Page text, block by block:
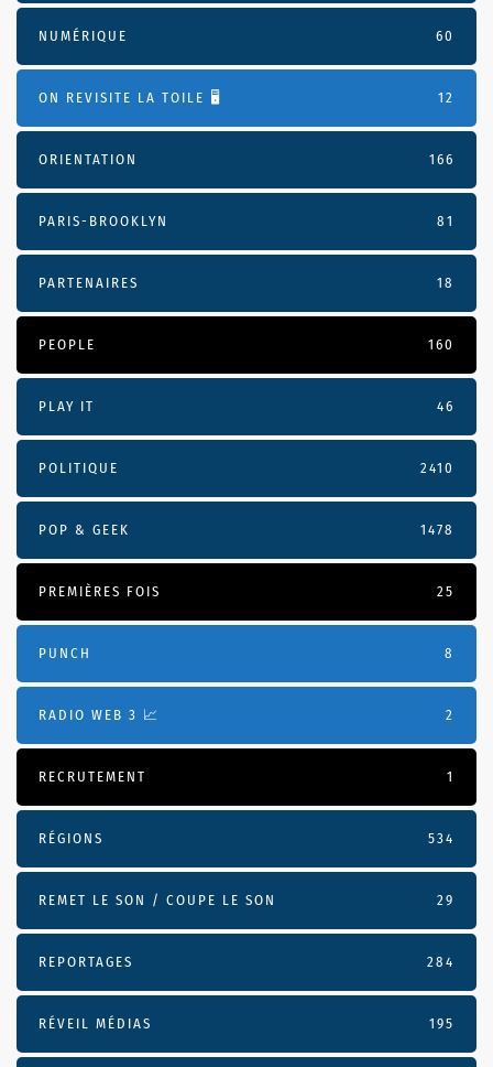
NUMÉRIQUE 60
ON REVISITE LA TOILE 🖥️ 12
ORIENTATION 166
PARIS-BROOKLYN 81
PARTENAIRES 18
PEOPLE 160
PLAY IT 46
POLITIQUE 2410
POP & GEEK 1478
PREMIÈRES FOIS 25
PUNCH 8
RADIO WEB 3 📈 2
RECRUTEMENT 1
RÉGIONS 534
REMET LE SON / COUPE LE SON 29
REPORTAGES 284
RÉVEIL MÉDIAS 195